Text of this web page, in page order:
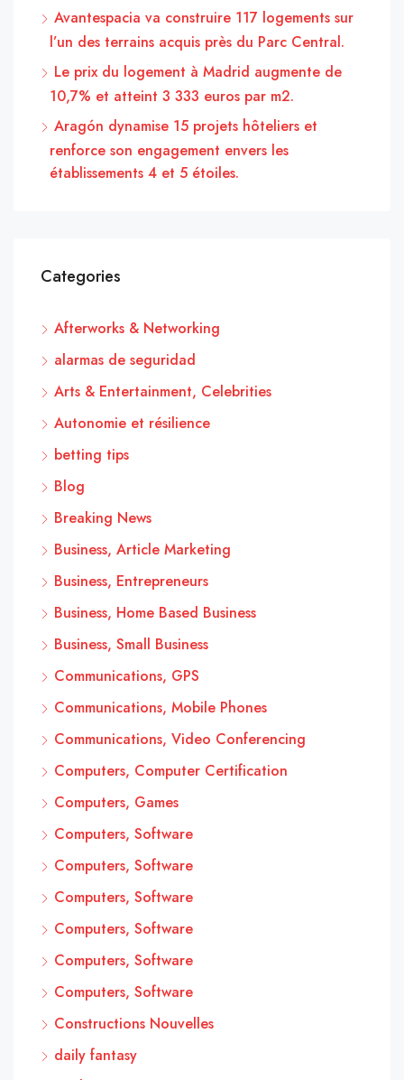
Avantespacia va construire 117 logements sur
l’un des terrains acquis près du Parc Central.
Le prix du logement à Madrid augmente de
10,7% et atteint 3 333 euros par m2.
Aragón dynamise 15 projets hôteliers et
renforce son engagement envers les
établissements 4 et 5 étoiles.
Categories
Afterworks & Networking
alarmas de seguridad
Arts & Entertainment, Celebrities
Autonomie et résilience
betting tips
Blog
Breaking News
Business, Article Marketing
Business, Entrepreneurs
Business, Home Based Business
Business, Small Business
Communications, GPS
Communications, Mobile Phones
Communications, Video Conferencing
Computers, Computer Certification
Computers, Games
Computers, Software
Computers, Software
Computers, Software
Computers, Software
Computers, Software
Computers, Software
Constructions Nouvelles
daily fantasy